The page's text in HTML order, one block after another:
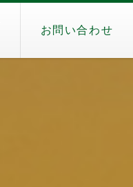
お問い合わせ